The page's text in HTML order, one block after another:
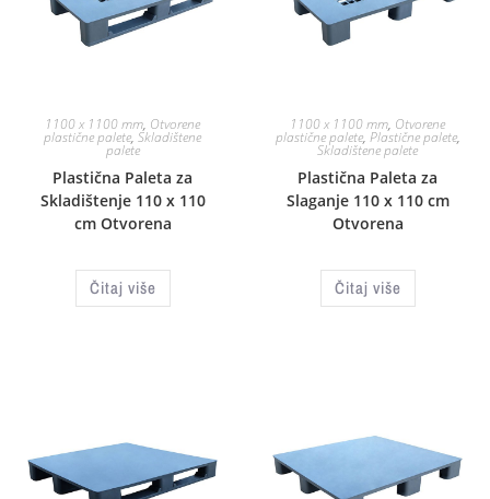
1100 x 1100 mm, Otvorene
plastične palete, Skladištene
palete
Plastična Paleta za
Skladištenje 110 x 110
cm Otvorena
Čitaj više
1100 x 1100 mm, Otvorene
plastične palete, Plastične palete,
Skladištene palete
Plastična Paleta za
Slaganje 110 x 110 cm
Otvorena
Čitaj više